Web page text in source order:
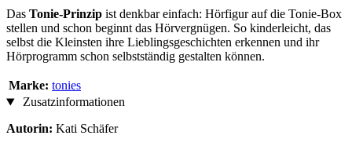
Das Tonie-Prinzip ist denkbar einfach: Hörfigur auf die Tonie-Box
stellen und schon beginnt das Hörvergnügen. So kinderleicht, das
selbst die Kleinsten ihre Lieblingsgeschichten erkennen und ihr
Hörprogramm schon selbstständig gestalten können.
Marke: tonies
Zusatzinformationen
Autorin: Kati Schäfer